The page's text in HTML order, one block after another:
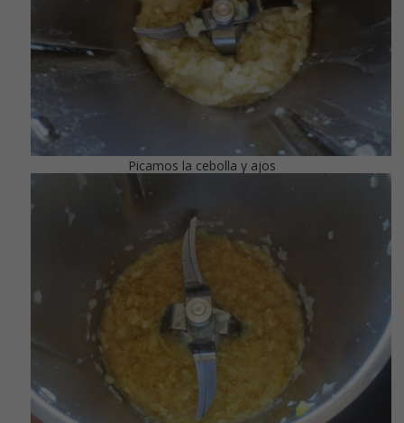
Picamos la cebolla y ajos